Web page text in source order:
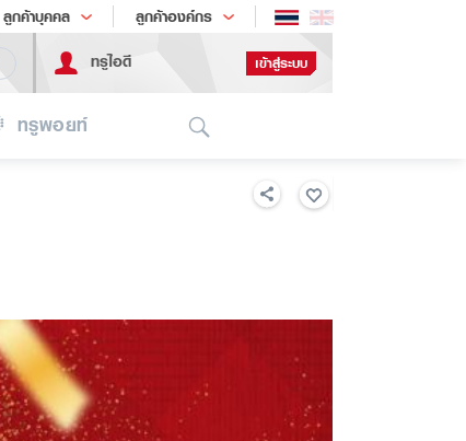
ลูกค้าบุคคล ลูกค้าองค์กร
เทรนด์เทคโนโลยี
ทรูไอดี เข้าสู่ระบบ
ทรูพอยท์